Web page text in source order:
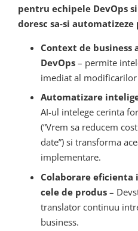
pentru echipele DevOps
doresc sa-si automatizeze
Context de
DevOps– permite
imediat al
Automatizare
AI-ul intelege cerinta
(“Vrem sa reducem
date”) si transforma
implementare.
Colaborare
cele de produs–
translator continuu
business.